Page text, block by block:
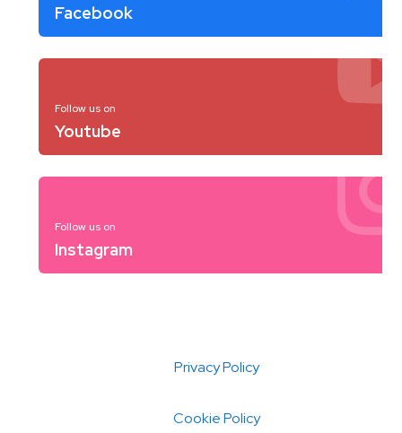
Facebook
Follow us on
Youtube
Follow us on
Instagram
Privacy Policy
Cookie Policy